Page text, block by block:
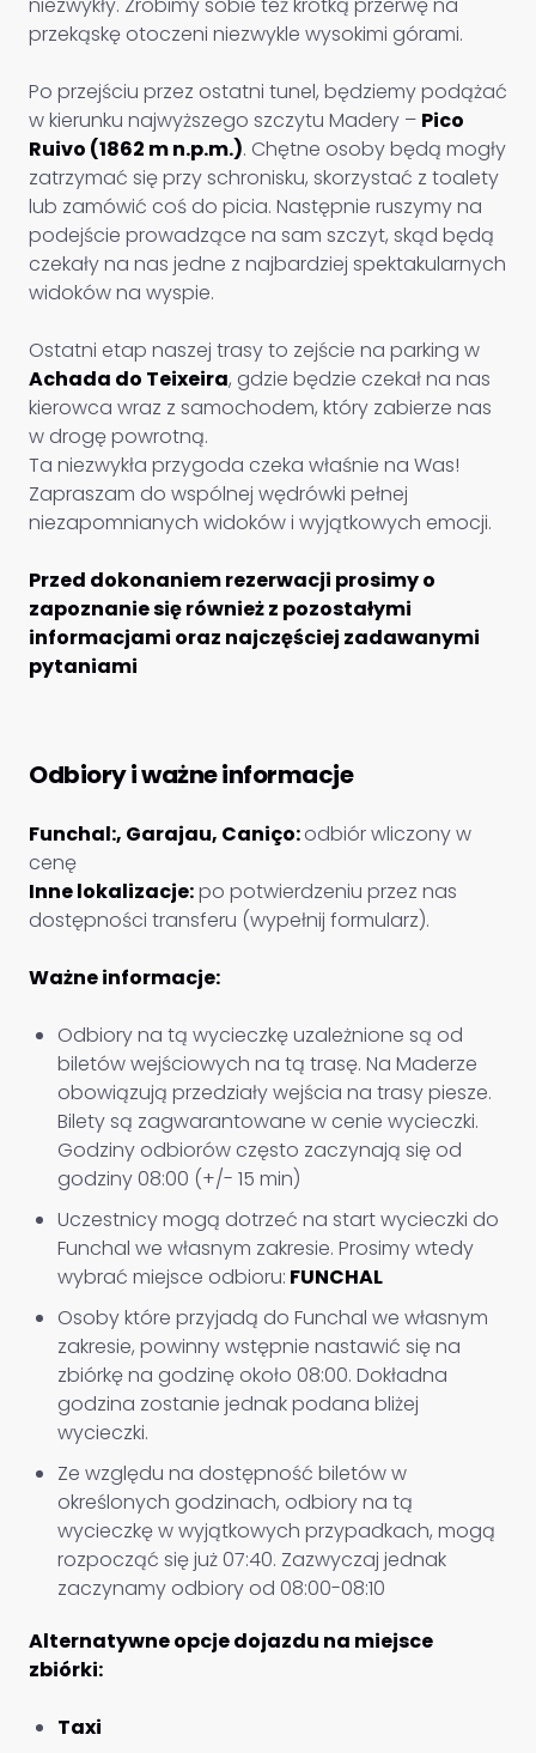
przekąskę otoczeni niezwykle wysokimi górami.
Po przejściu przez ostatni tunel, będziemy podążać
w kierunku najwyższego szczytu Madery – Pico
Ruivo (1862 m n.p.m.). Chętne osoby będą mogły
zatrzymać się przy schronisku, skorzystać z toalety
lub zamówić coś do picia. Następnie ruszymy na
podejście prowadzące na sam szczyt, skąd będą
czekały na nas jedne z najbardziej spektakularnych
widoków na wyspie.
Ostatni etap naszej trasy to zejście na parking w
Achada do Teixeira, gdzie będzie czekał na nas
kierowca wraz z samochodem, który zabierze nas
w drogę powrotną.
Ta niezwykła przygoda czeka właśnie na Was!
Zapraszam do wspólnej wędrówki pełnej
niezapomnianych widoków i wyjątkowych emocji.
Przed dokonaniem rezerwacji prosimy o
zapoznanie się również z pozostałymi
informacjami oraz najczęściej zadawanymi
pytaniami
Odbiory i ważne informacje
Funchal:, Garajau, Caniço:odbiór wliczony w
cenę
Inne lokalizacje:po potwierdzeniu przez nas
dostępności transferu (wypełnij formularz).
Ważne informacje:
Odbiory na tą wycieczkę uzależnione są od
biletów wejściowych na tą trasę. Na Maderze
obowiązują przedziały wejścia na trasy piesze.
Bilety są zagwarantowane w cenie wycieczki.
Godziny odbiorów często zaczynają się od
godziny 08:00 (+/- 15 min)
Uczestnicy mogą dotrzeć na start wycieczki do
Funchal we własnym zakresie. Prosimy wtedy
wybrać miejsce odbioru: FUNCHAL
Osoby które przyjadą do Funchal we własnym
zakresie, powinny wstępnie nastawić się na
zbiórkę na godzinę około 08:00. Dokładna
godzina zostanie jednak podana bliżej
wycieczki.
Ze względu na dostępność biletów w
określonych godzinach, odbiory na tą
wycieczkę w wyjątkowych przypadkach, mogą
rozpocząć się już 07:40. Zazwyczaj jednak
zaczynamy odbiory od 08:00-08:10
Alternatywne opcje dojazdu na miejsce
zbiórki:
Taxi